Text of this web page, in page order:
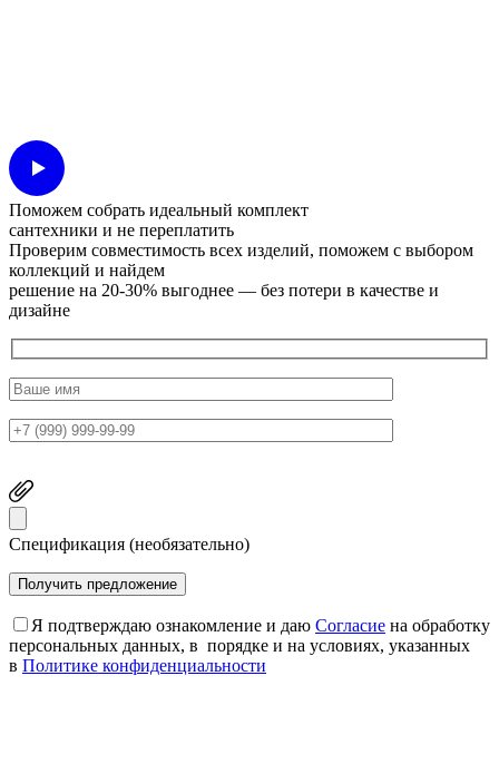
Поможем собрать идеальный комплект
сантехники и не переплатить
Проверим совместимость всех изделий, поможем с выбором
коллекций и найдем
решение на 20-30% выгоднее — без потери в качестве и
дизайне
Спецификация (необязательно)
Я подтверждаю ознакомление и даю Согласие на обработку
персональных данных, в порядке и на условиях, указанных
в Политике конфиденциальности